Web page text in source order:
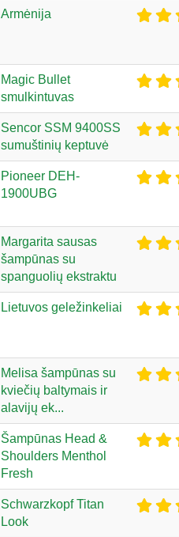
Armėnija
Magic Bullet
smulkintuvas
Sencor SSM 9400SS
sumuštinių keptuvė
Pioneer DEH-
1900UBG
Margarita sausas
šampūnas su
spanguolių ekstraktu
Lietuvos geležinkeliai
Melisa šampūnas su
kviečių baltymais ir
alavijų ek...
Šampūnas Head &
Shoulders Menthol
Fresh
Schwarzkopf Titan
Look